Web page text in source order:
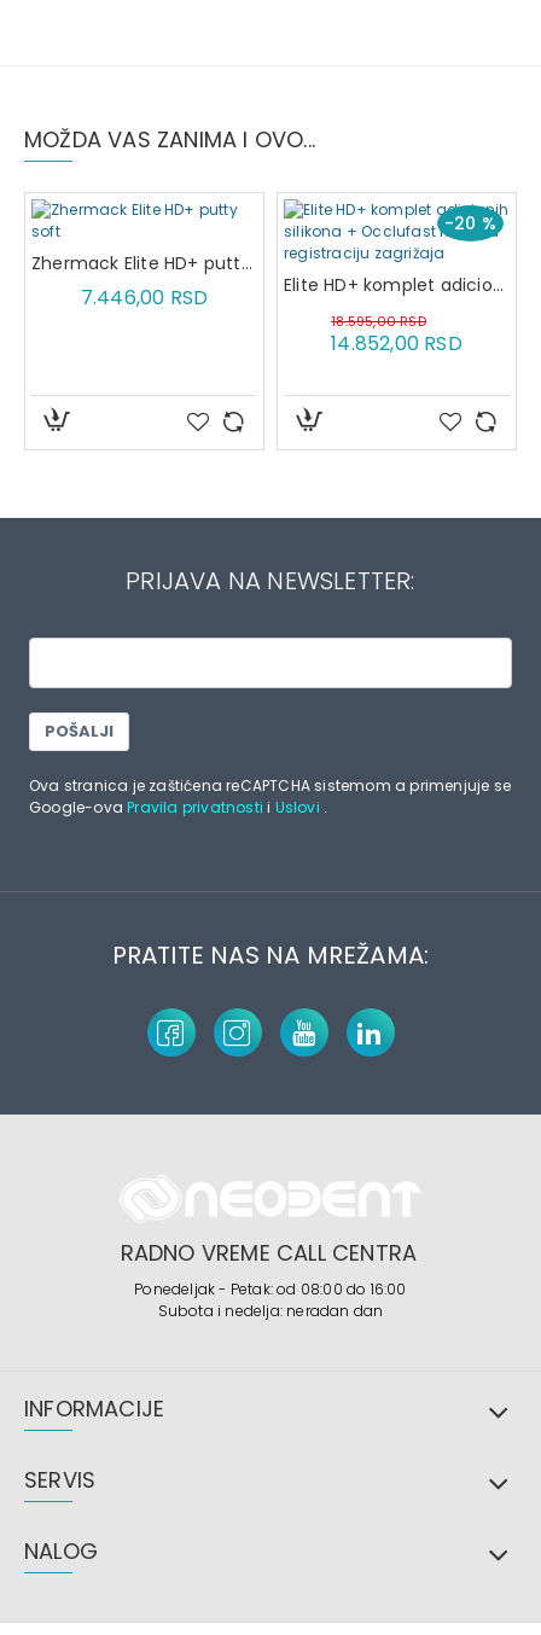
MOŽDA VAS ZANIMA I OVO...
Zhermack Elite HD+ putty soft
7.446,00 RSD
-20 %
Elite HD+ komplet adicionih silikona + Occlufast Rock za registraciju zagrižaja
14.852,00 RSD
18.595,00 RSD
PRIJAVA NA NEWSLETTER:
POŠALJI
Ova stranica je zaštićena reCAPTCHA sistemom a primenjuje se
Google-ovaPravila privatnosti i Uslovi .
PRATITE NAS NA MREŽAMA:
RADNO VREME CALL CENTRA
Ponedeljak - Petak: od 08:00 do 16:00
Subota i nedelja: neradan dan
INFORMACIJE
SERVIS
NALOG